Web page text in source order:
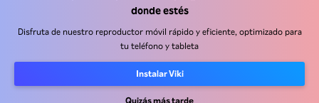
donde estés
Disfruta de nuestro reproductor móvil rápido y eficiente, optimizado para
tu teléfono y tableta
Instalar Viki
Quizás más tarde
Centro de prensa